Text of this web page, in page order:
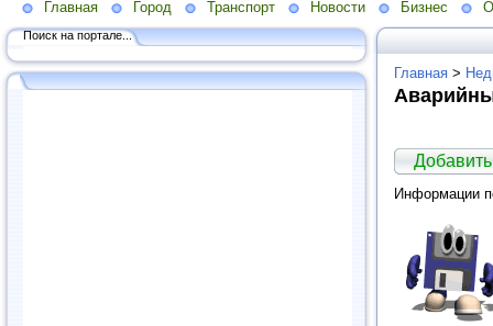
Главная Город Транспорт Новости Бизнес
Поиск на портале...
Главная >
Информации